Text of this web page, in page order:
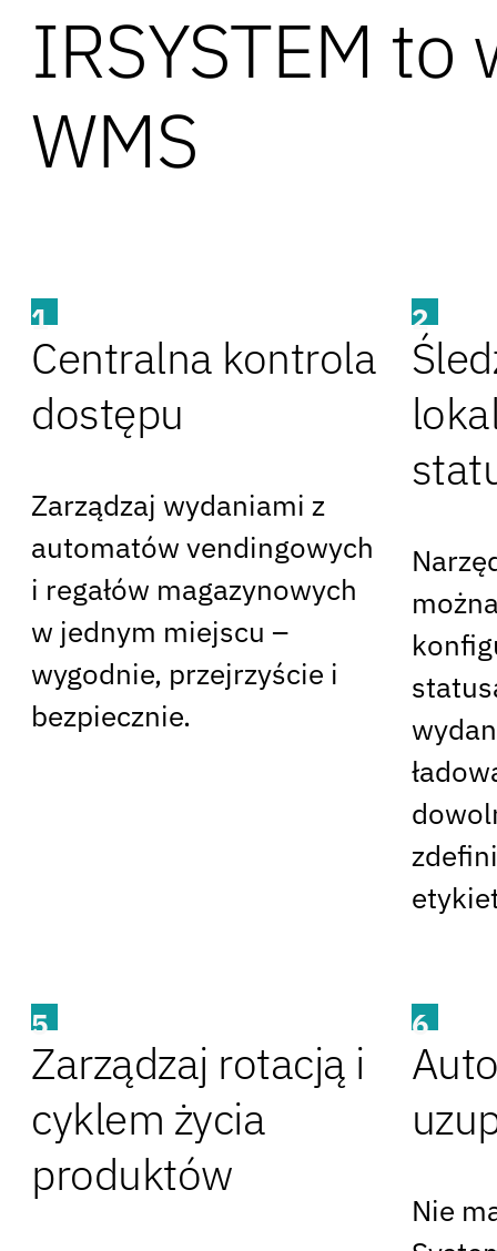
IRSYSTEM
WMS
1
Centralna kontrola
dostępu
Zarządzaj wydaniami z
automatów vendingowych
i regałów magazynowych
w jednym miejscu –
wygodnie, przejrzyście i
bezpiecznie.
2
5
Zarządzaj rotacją i
cyklem życia
produktów
6
Nie